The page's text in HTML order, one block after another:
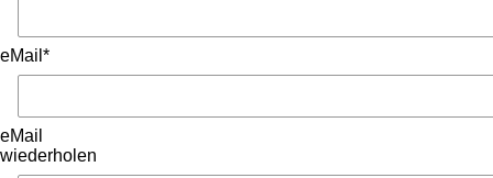
eMail*
eMail
wiederholen